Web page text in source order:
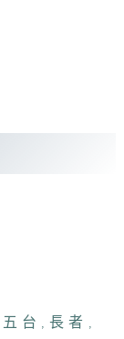
台 ,長者 ,